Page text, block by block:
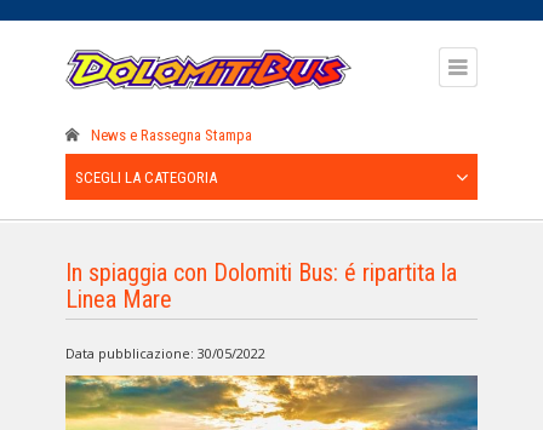
News e Rassegna Stampa
SCEGLI LA CATEGORIA
In spiaggia con Dolomiti Bus: é ripartita la
Linea Mare
Data pubblicazione: 30/05/2022